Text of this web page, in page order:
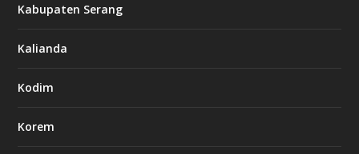
Kabupaten Serang
Kalianda
Kodim
Korem